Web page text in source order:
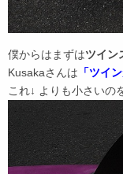
僕からはまずはツイン
Kusakaさんは 「ツイ
これ↓ よりも小さいの